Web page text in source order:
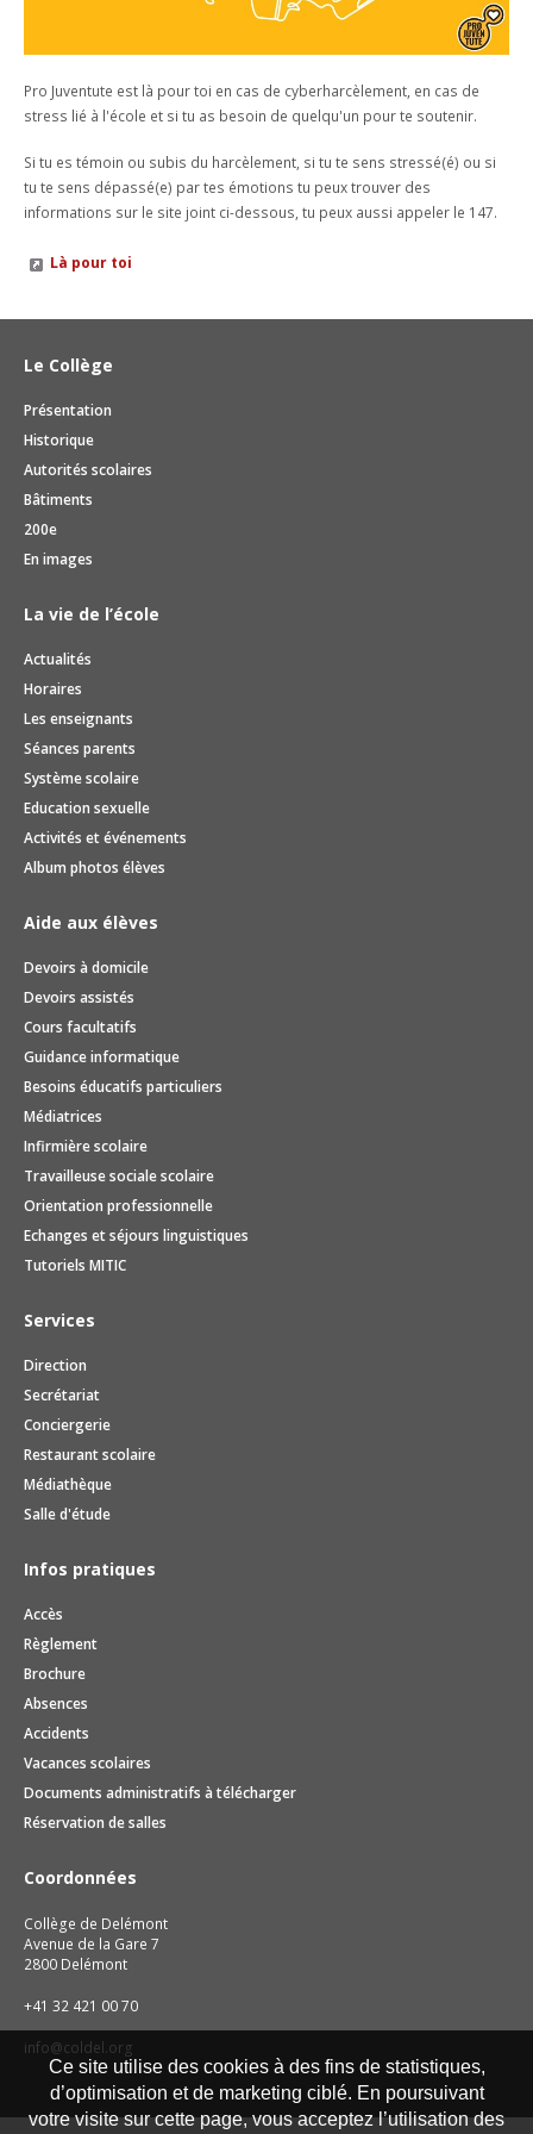
EDUCATION SEXUELLE
SÉANCES PARENTS
ACTIVITÉS ET ÉVÈNEMENTS
ABSENCES
ACCIDENTS
TRAVAILLEUSE SOCIALE SCOLAIRE
ORIENTATION PROFESSIONNELLE
ECHANGES ET SÉJOURS LINGUISTIQUES
TUTORIELS MITIC
MÉDIATHÈQUE
SALLE D'ÉTUDE
BESOINS ÉDUCATIFS PARTICULIERS
DOCUMENTS ADMINISTRATIFS
VACANCES SCOLAIRES
RÉSERVATION DE SALLES
Pro Juventute est là pour toi en cas de cyberharcèlement, en cas de
stress lié à l'école et si tu as besoin de quelqu'un pour te soutenir.
Si tu es témoin ou subis du harcèlement, si tu te sens stressé(é) ou si
tu te sens dépassé(e) par tes émotions tu peux trouver des
informations sur le site joint ci-dessous, tu peux aussi appeler le 147.
Là pour toi
Le Collège
Présentation
Historique
Autorités scolaires
Bâtiments
200e
En images
La vie de l’école
Actualités
Horaires
Les enseignants
Séances parents
Système scolaire
Education sexuelle
Activités et événements
Album photos élèves
Aide aux élèves
Devoirs à domicile
Devoirs assistés
Cours facultatifs
Guidance informatique
Besoins éducatifs particuliers
Médiatrices
Infirmière scolaire
Travailleuse sociale scolaire
Orientation professionnelle
Echanges et séjours linguistiques
Tutoriels MITIC
Services
Direction
Secrétariat
Conciergerie
Restaurant scolaire
Médiathèque
Salle d'étude
Infos pratiques
Accès
Règlement
Brochure
Absences
Accidents
Vacances scolaires
Documents administratifs à télécharger
Réservation de salles
Coordonnées
Collège de Delémont
Avenue de la Gare 7
2800 Delémont
+41 32 421 00 70
info@coldel.org
Ce site utilise des cookies à des fins de statistiques,
d’optimisation et de marketing ciblé. En poursuivant
votre visite sur cette page, vous acceptez l’utilisation des